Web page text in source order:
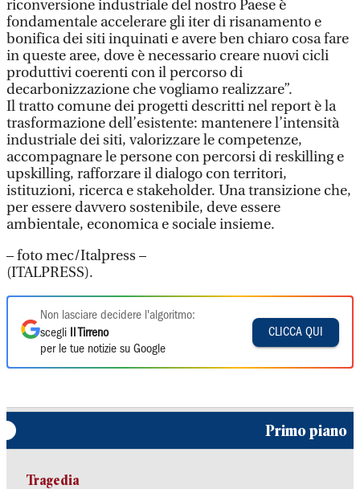
riconversione industriale del nostro Paese è
fondamentale accelerare gli iter di risanamento e
bonifica dei siti inquinati e avere ben chiaro cosa fare
in queste aree, dove è necessario creare nuovi cicli
produttivi coerenti con il percorso di
decarbonizzazione che vogliamo realizzare”.
Il tratto comune dei progetti descritti nel report è la
trasformazione dell’esistente: mantenere l’intensità
industriale dei siti, valorizzare le competenze,
accompagnare le persone con percorsi di reskilling e
upskilling, rafforzare il dialogo con territori,
istituzioni, ricerca e stakeholder. Una transizione che,
per essere davvero sostenibile, deve essere
ambientale, economica e sociale insieme.
– foto mec/Italpress –
(ITALPRESS).
Non lasciare decidere l'algoritmo:
scegli
Il Tirreno
per le tue notizie su Google
CLICCA QUI
Primo piano
Tragedia